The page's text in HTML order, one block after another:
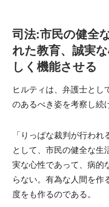
司法:市民の健全
れた教育、誠実
しく機能させる
ヒルティは、弁護士と
のあるべき姿を考察し続
「りっぱな裁判が行わ
として、市民の健全な
実な心性であって、病的
らない。有為な人間を作
度をも作るのである。